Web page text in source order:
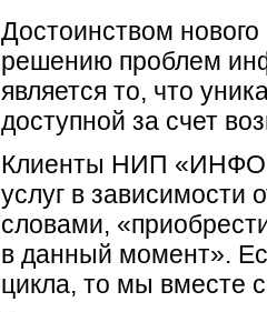
Достоинством
решению проблем
является то, что
доступной за счет
Клиенты НИП
услуг в зависимости
словами,
в данный момент».
цикла, то мы вместе